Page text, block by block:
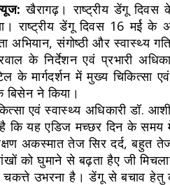
खैरागढ़। राष्ट्रीय डेंगू
राष्ट्रीय डेंगू दिवस 16 मर्ई
अभियान, संगोष्ठी और स्वास्थ्य
के निर्देशन एवं प्रभारी
के मार्गदर्शन में मुख्य चिकित्सा
बिसेन ने किया।
एवं स्वास्थ्य अधिकारी डॉ.
कि यह एडिज मच्छर दिन के समय
अकस्मात तेज सिर दर्द, बहुत तेज
को घुमाने से बढ़ता हैए जी
चकत्ते उभरना है। डेंगू से बचाव